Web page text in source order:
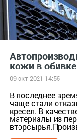
кожи в
09 окт 2021 14:55
В последнее
чаще стали
кресел. В
материалы из